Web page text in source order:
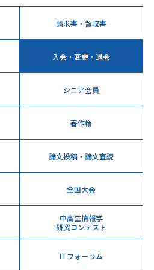
請求書・領収書
入会・変更・退会
シニア会員
著作権
論文投稿・論文査読
全国大会
中高生情報学
研究コンテスト
ITフォーラム